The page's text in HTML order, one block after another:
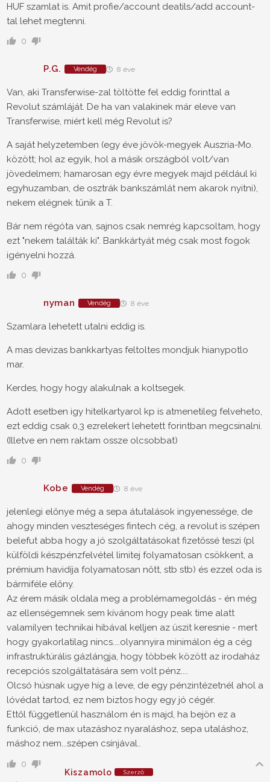
HUF szamlat is. Amit profie/account deatils/add account-
tal lehet megtenni.
0
P.G. Vendég 8 éve
Van, aki Transferwise-zal töltötte fel eddig forinttal a
Revolut számláját. De ha van valakinek már eleve van
Transferwise, miért kell még Revolut is?
A saját helyzetemben (egy éve jövök-megyek Auszria-Mo.
között; hol az egyik, hol a másik országból volt/van
jövedelmem; hamarosan egy évre megyek majd például ki
egyhuzamban, de osztrák bankszámlát nem akarok nyitni),
nekem elégnek tűnik a T.
Bár nem régóta van, sajnos csak nemrég kapcsoltam, hogy
ezt "nekem találták ki". Bankkártyát még csak most fogok
igényelni hozzá.
0
nyman Vendég 8 éve
Szamlara lehetett utalni eddig is.
A mas devizas bankkartyas feltoltes mondjuk hianypotlo
mar.
Kerdes, hogy hogy alakulnak a koltsegek.
Adott esetben igy hitelkartyarol kp is atmenetileg felveheto,
ezt eddig csak 0,3 ezrelekert lehetett forintban megcsinalni.
(Illetve en nem raktam ossze olcsobbat)
0
Kobe Vendég 8 éve
jelenlegi előnye még a sepa átutalások ingyenessége, de
ahogy minden veszteséges fintech cég, a revolut is szépen
belefut abba hogy a jó szolgáltatásokat fizetőssé teszi (pl
külföldi készpénzfelvétel limitej folyamatosan csökkent, a
prémium havidíja folyamatosan nőtt, stb stb) és ezzel oda is
bármiféle előny.
Az érem másik oldala meg a problémamegoldás - én még
az ellenségemnek sem kívánom hogy peak time alatt
valamilyen technikai hibával kelljen az üszit keresnie - mert
hogy gyakorlatilag nincs....olyannyira minimálon ég a cég
infrastruktúrális gázlángja, hogy többek között az irodaház
recepciós szolgáltatására sem volt pénz....
Olcsó húsnak ugye híg a leve, de egy pénzintézetnél ahol a
lóvédat tartod, ez nem biztos hogy egy jó cégér.
Ettől függetlenül használom én is majd, ha bejön ez a
funkció, de max utazáshoz nyaraláshoz, sepa utaláshoz,
máshoz nem...szépen csínjával..
0
Kiszamolo
Szerző